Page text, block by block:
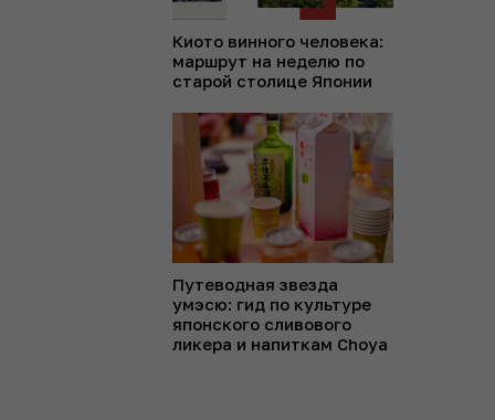
Киото винного человека:
маршрут на неделю по
старой столице Японии
Путеводная звезда
умэсю: гид по культуре
японского сливового
ликера и напиткам Choya